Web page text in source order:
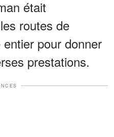
était
routes de
pour donner
prestations.